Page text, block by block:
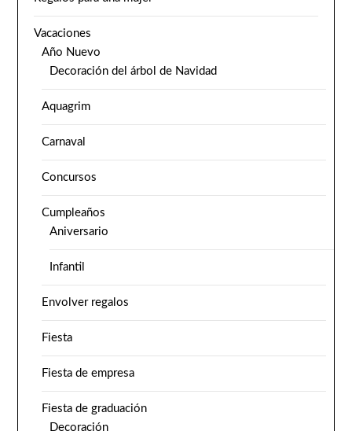
Vacaciones
Año Nuevo
Decoración del árbol de Navidad
Aquagrim
Carnaval
Concursos
Cumpleaños
Aniversario
Infantil
Envolver regalos
Fiesta
Fiesta de empresa
Fiesta de graduación
Decoración